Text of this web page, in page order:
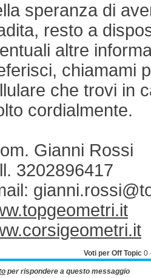
speranza di
resto a
altre
chiamami
che trovi in
cordialmente.
Gianni Rossi
3202896417
Voti per Off Topic 0
per rispondere a questo messaggio